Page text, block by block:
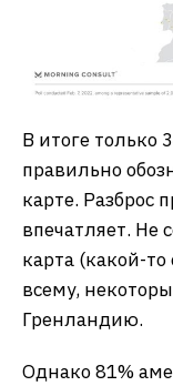
В итоге только
правильно
карте. Разброс
впечатляет. Не
карта (какой-
всему,
Гренландию.
Однако 81%